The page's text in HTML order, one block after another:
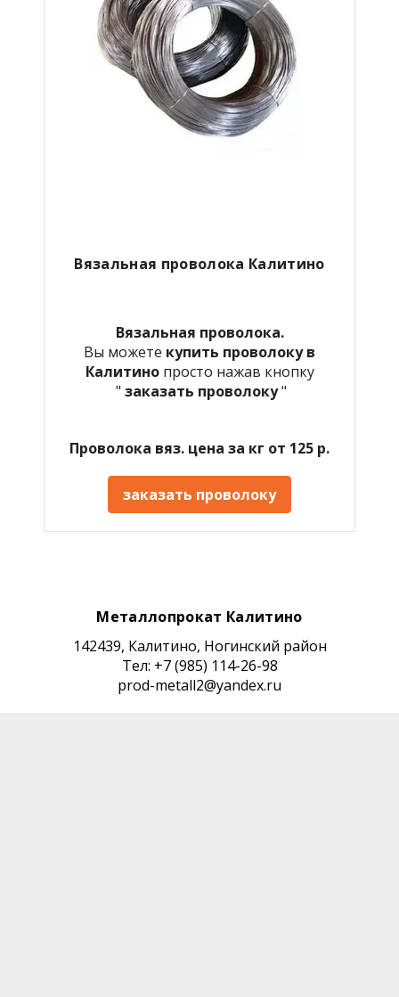
Вязальная проволока Калитино
Вязальная проволока.
Вы можете купить проволоку в
Калитино просто нажав кнопку
" заказать проволоку"
Проволока вяз. цена за кг от 125 р.
заказать проволоку
Металлопрокат Калитино
142439, Калитино, Ногинский район
Тел: +7 (985) 114-26-98
prod-metall2@yandex.ru